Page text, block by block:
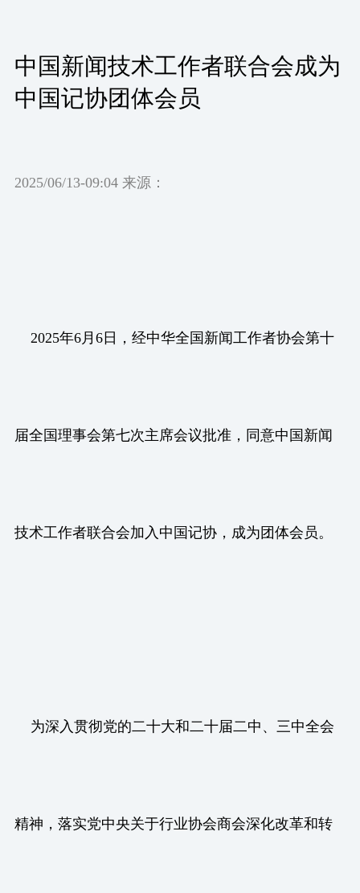
中国新闻技术工作者联合会成为
中国记协团体会员
2025/06/13-09:04 来源：
2025年6月6日，经中华全国新闻工作者协会第十
届全国理事会第七次主席会议批准，同意中国新闻
技术工作者联合会加入中国记协，成为团体会员。
为深入贯彻党的二十大和二十届二中、三中全会
精神，落实党中央关于行业协会商会深化改革和转